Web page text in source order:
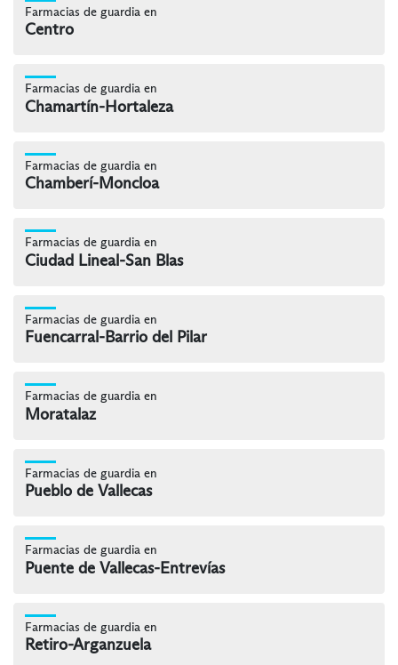
Farmacias de guardia en
Centro
Farmacias de guardia en
Chamartín-Hortaleza
Farmacias de guardia en
Chamberí-Moncloa
Farmacias de guardia en
Ciudad Lineal-San Blas
Farmacias de guardia en
Fuencarral-Barrio del Pilar
Farmacias de guardia en
Moratalaz
Farmacias de guardia en
Pueblo de Vallecas
Farmacias de guardia en
Puente de Vallecas-Entrevías
Farmacias de guardia en
Retiro-Arganzuela